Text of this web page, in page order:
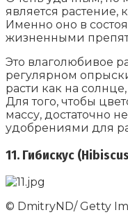
является растение,
Именно оно в
жизненными
Это влаголюбивое
регулярном
расти как на
Для того, чтобы
массу, достаточно
удобрениями для
11. Гибискус
© DmitryND/ Getty